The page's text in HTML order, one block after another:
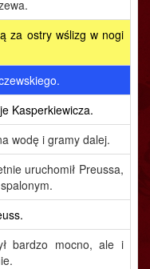
za ostry wślizg w nogi
Kasperkiewicza.
wodę i gramy dalej.
uruchomił Preussa,
bardzo mocno, ale i